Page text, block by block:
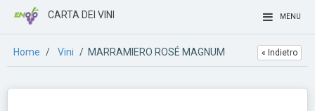
MENU
CARTA DEI VINI
Home / Vini / MARRAMIERO ROSÉ MAGNUM « Indietro